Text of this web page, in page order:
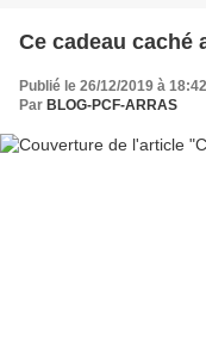
Ce cadeau caché
Publié le 26/12/2019 à 18:42
Par BLOG-PCF-ARRAS